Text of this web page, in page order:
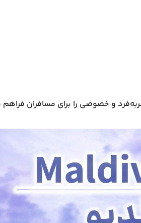
و خصوصی را برای مسافران